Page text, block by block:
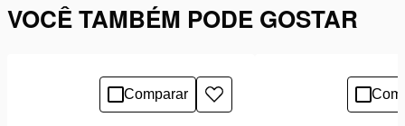
VOCÊ TAMBÉM PODE GOSTAR
Comparar
Adicionar
à